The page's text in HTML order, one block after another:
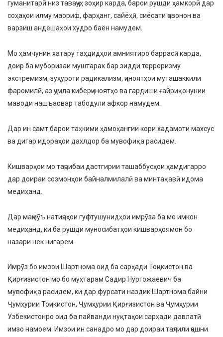
гуманитарӣ низ таваҷҷуҳ зоҳир карда, барои рушди ҳамкорӣ дар
соҳаҳои илму маориф, фарҳанг, сайёҳӣ, сиёсати ҷавонон ва
варзиш андешаҳои худро баён намудем.
Мо ҳамчунин хатару таҳдидҳои амниятиро баррасӣ карда,
доир ба муборизаи муштарак бар зидди терроризму
экстремизм, зуҳуроти радикализм, ҷиноятҳои муташаккили
фаромилӣ, аз ҷумла киберҷиноятҳо ва гардиши ғайриқонунии
маводи нашъаовар табодули афкор намудем.
Дар ин самт барои таҳкими ҳамоҳангии кори хадамоти махсус
ва дигар идораҳои дахлдор ба мувофиқа расидем.
Кишварҳои мо таҷрибаи дастгирии ташаббусҳои ҳамдигарро
дар доираи созмонҳои байналмилалӣ ва минтақавӣ идома
медиҳанд.
Дар маҷмӯъ натиҷаҳои гуфтушунидҳои имрӯза ба мо имкон
медиҳанд, ки ба рушди муносибатҳои кишварҳоямон бо
назари нек нигарем.
Имрӯз бо имзои Шартнома оид ба сарҳади Тоҷикистон ва
Қирғизистон мо бо муҳтарам Садир Нургожаевич ба
мувофиқа расидем, ки дар фурсати наздик Шартнома байни
Ҷумҳурии Тоҷикистон, Ҷумҳурии Қирғизистон ва Ҷумҳурии
Узбекистонро оид ба пайванди нуқтаҳои сарҳади давлатӣ
имзо намоем. Имзои ин санадро мо дар доираи таҷлили ҷашни